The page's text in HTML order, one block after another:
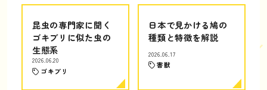
昆虫の専門家に聞く
ゴキブリに似た虫の
生態系
2026.06.20
ゴキブリ
日本で見かける鳩の
種類と特徴を解説
2026.06.17
害獣